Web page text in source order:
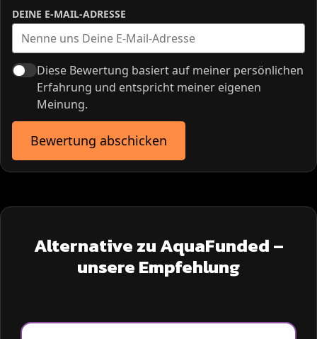
DEINE E-MAIL-ADRESSE
Diese Bewertung basiert auf meiner persönlichen
Erfahrung und entspricht meiner eigenen
Meinung.
Bewertung abschicken
Alternative zu AquaFunded –
unsere Empfehlung